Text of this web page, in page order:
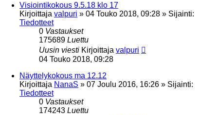
Visiointikokous 9.5.18 klo 17
Kirjoittaja valpuri » 04 Touko 2018, 09:28 » Sijainti:
Tiedotteet
0 Vastaukset
175689 Luettu
Uusin viesti Kirjoittaja valpuri
04 Touko 2018, 09:28
Näyttelykokous ma 12.12
Kirjoittaja NanaS » 07 Joulu 2016, 16:26 » Sijainti:
Tiedotteet
0 Vastaukset
174243 Luettu